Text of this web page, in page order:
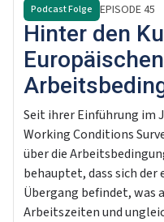
Podcast Folge EPISODE45
Hinter den
Europäischen
Seit ihrer Einführung im
Working Conditions
über die
behauptet, dass sich
Übergang befindet, was
Arbeitszeiten und